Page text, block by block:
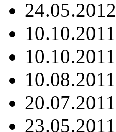
24.05.2012
10.10.2011
10.10.2011
10.08.2011
20.07.2011
23.05.2011